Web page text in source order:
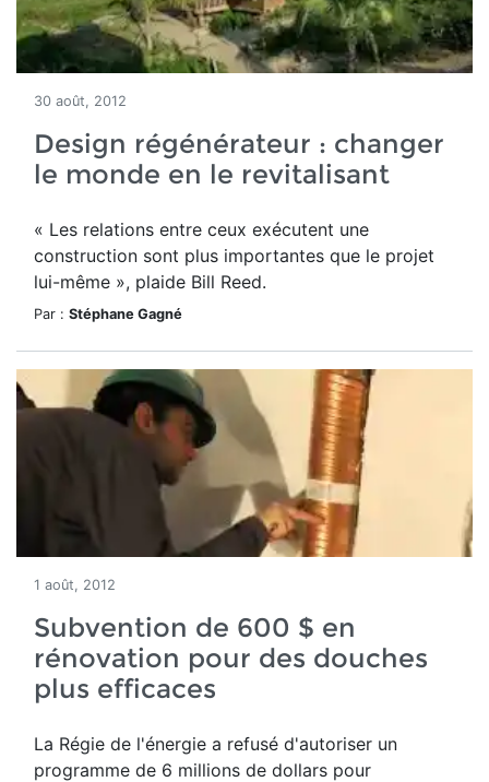
30 août, 2012
Design régénérateur : changer
le monde en le revitalisant
« Les relations entre ceux exécutent une
construction sont plus importantes que le projet
lui-même », plaide Bill Reed.
Par : Stéphane Gagné
1 août, 2012
Subvention de 600 $ en
rénovation pour des douches
plus efficaces
La Régie de l'énergie a refusé d'autoriser un
programme de 6 millions de dollars pour